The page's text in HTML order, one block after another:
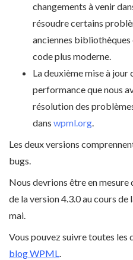
changements à venir
résoudre certains
anciennes bibliothèques
code plus moderne.
La deuxième mise à
performance que nous
résolution des
dans wpml.org.
Les deux versions
bugs.
Nous devrions être en
de la version 4.3.0 au cours
mai.
Vous pouvez suivre toutes les
blog WPML.